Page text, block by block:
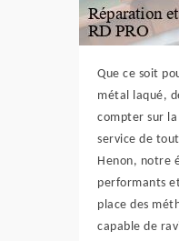
Que ce soit
métal laqué,
compter sur
service de
Henon, notre
performants
place des
capable de